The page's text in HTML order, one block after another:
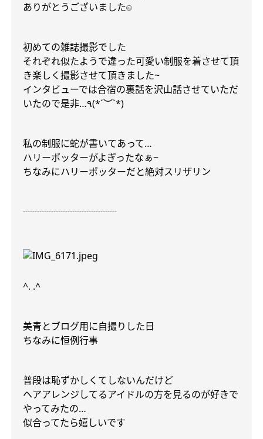
ありがとうございました☺︎
初めての雑誌撮影でした
それぞれ似たようで違った可愛い制服を着させて頂
き楽しく撮影させて頂きました~
インタビューでは合宿の裏話を沢山話させていただ
いたので是非…٩(*´︶`*)
私の制服に蛇が書いてあって…
ハリーポッターがよぎったなぁ~
ちなみにハリーポッターだと絶対スリザリン
┈┈┈┈┈┈┈┈┈┈
^. .^
美青とブログ用に自撮りした日
ちなみに恒例行事
普段は恥ずかしくてしないんだけど
ヘアアレンジしてるアイドルの方を見るのが好きで
やってみたの…
似合ってたら嬉しいです